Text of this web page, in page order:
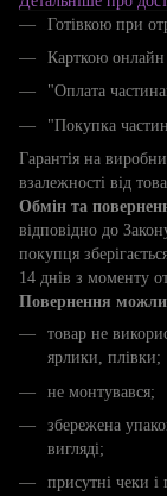
Готівкою при
Карткою
"Оплата
"Покупка
Гарантія на
взалежності від
Обмін та
відповідно до
покупця
14 днів з моменту
Повернення
товар не
ярлики, плівки;
не монтувався;
збережена
вигляді;
присутні чеки і